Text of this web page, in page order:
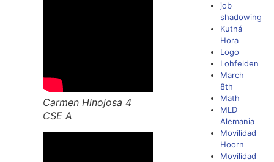
Carmen Hinojosa 4
CSE A
job
shadowing
Kutná
Hora
Logo
Lohfelden
March
8th
Math
MLD
Alemania
Movilidad
Hoorn
Movilidad